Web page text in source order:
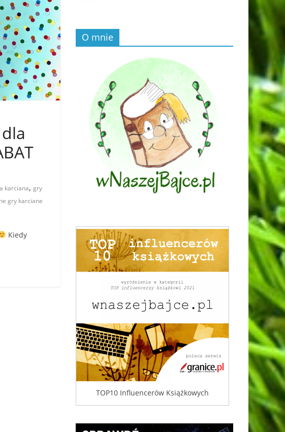
karciana, gry
gry karciane
Kiedy
O mnie
TOP10 Influencerów Książkowych